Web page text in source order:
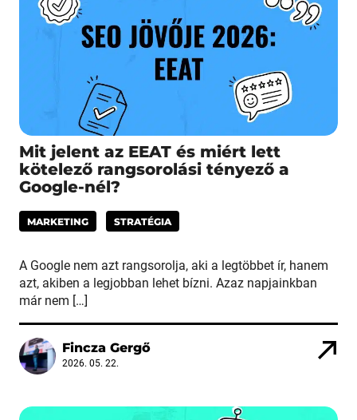
Mit jelent az EEAT és miért lett
kötelező rangsorolási tényező a
Google-nél?
MARKETING STRATÉGIA
A Google nem azt rangsorolja, aki a legtöbbet ír, hanem
azt, akiben a legjobban lehet bízni. Azaz napjainkban
már nem […]
Fincza Gergő
2026. 05. 22.